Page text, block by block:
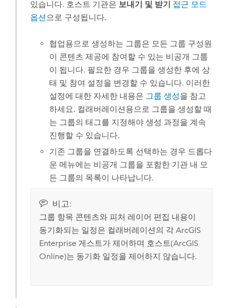
있습니다. 호스트 기관은 보내기 및 받기 접근 모드
옵션 으로 구성됩니다.
협업용으로 생성하는 그룹은 모든 그룹 구성원
이 콘텐츠 제공에 참여할 수 있는 비공개 그룹
이 됩니다. 필요한 경우 그룹을 생성한 후에 상
태 및 참여 설정을 변경할 수 있습니다. 이러한
설정에 대한 자세한 내용은 그룹 생성을 참고
하세요. 컬래버레이션용으로 그룹을 생성할 때
는 그룹의 태그를 지정해야 생성 과정을 계속
진행할 수 있습니다.
기존 그룹을 연결하도록 선택하는 경우 드롭다
운 메뉴에는 비공개 그룹을 포함한 기관 내 모
든 그룹의 목록이 나타납니다.
비고:
그룹 항목 콘텐츠와 피처 레이어 편집 내용이
동기화되는 일정은 컬래버레이션의 각 ArcGIS
Enterprise게스트가 제어하며 호스트(ArcGIS
Online)는 동기화 일정을 제어하지 않습니다.